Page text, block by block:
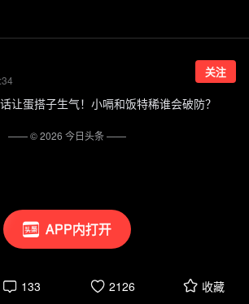
APP内打开
关注
让蛋搭子生气！小嗝和饭特稀谁会破防？
133 2126 收藏
—— ©2026 今日头条——